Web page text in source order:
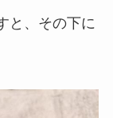
と、その下に